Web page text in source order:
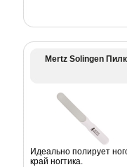
Mertz Solingen
Идеально полирует
край ногтика.